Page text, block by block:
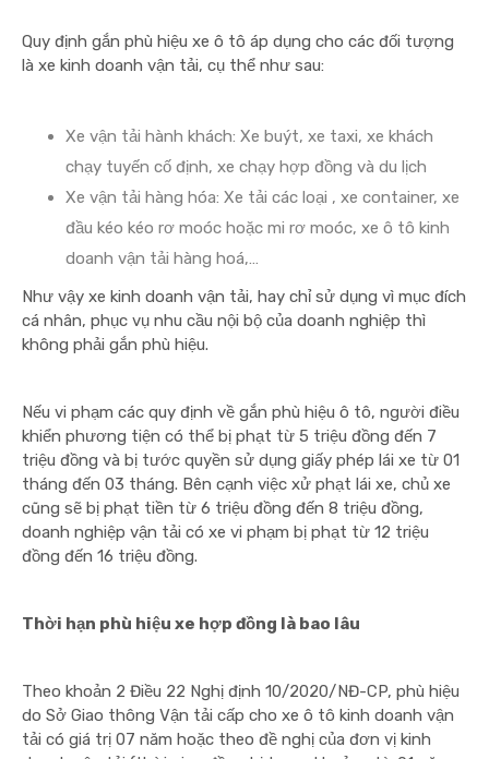
Quy định gắn phù hiệu xe ô tô áp dụng cho các đối tượng
là xe kinh doanh vận tải, cụ thể như sau:
Xe vận tải hành khách: Xe buýt, xe taxi, xe khách
chạy tuyến cố định, xe chạy hợp đồng và du lịch
Xe vận tải hàng hóa: Xe tải các loại , xe container, xe
đầu kéo kéo rơ moóc hoặc mi rơ moóc, xe ô tô kinh
doanh vận tải hàng hoá,…
Như vậy xe kinh doanh vận tải, hay chỉ sử dụng vì mục đích
cá nhân, phục vụ nhu cầu nội bộ của doanh nghiệp thì
không phải gắn phù hiệu.
Nếu vi phạm các quy định về gắn phù hiệu ô tô, người điều
khiển phương tiện có thể bị phạt từ 5 triệu đồng đến 7
triệu đồng và bị tước quyền sử dụng giấy phép lái xe từ 01
tháng đến 03 tháng. Bên cạnh việc xử phạt lái xe, chủ xe
cũng sẽ bị phạt tiền từ 6 triệu đồng đến 8 triệu đồng,
doanh nghiệp vận tải có xe vi phạm bị phạt từ 12 triệu
đồng đến 16 triệu đồng.
Thời hạn phù hiệu xe hợp đồng là bao lâu
Theo khoản 2 Điều 22 Nghị định 10/2020/NĐ-CP, phù hiệu
do Sở Giao thông Vận tải cấp cho xe ô tô kinh doanh vận
tải có giá trị 07 năm hoặc theo đề nghị của đơn vị kinh